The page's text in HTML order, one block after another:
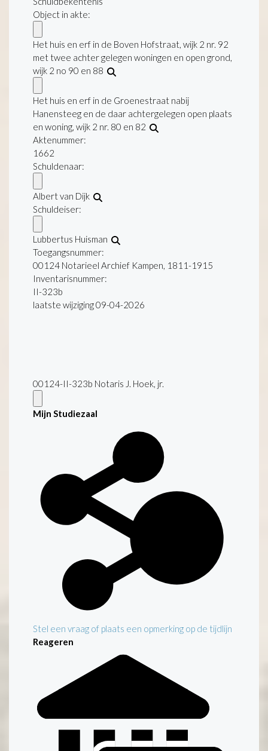
Object in akte:
Het huis en erf in de Boven Hofstraat, wijk 2 nr. 92
met twee achter gelegen woningen en open grond,
wijk 2 no 90 en 88
Het huis en erf in de Groenestraat nabij
Hanensteeg en de daar achtergelegen open plaats
en woning, wijk 2 nr. 80 en 82
Aktenummer:
1662
Schuldenaar:
Albert van Dijk
Schuldeiser:
Lubbertus Huisman
Toegangsnummer:
00124 Notarieel Archief Kampen, 1811-1915
Inventarisnummer:
II-323b
laatste wijziging 09-04-2026
00124-II-323b Notaris J. Hoek, jr.
Mijn Studiezaal
Stel een vraag of plaats een opmerking op de tijdlijn
Reageren